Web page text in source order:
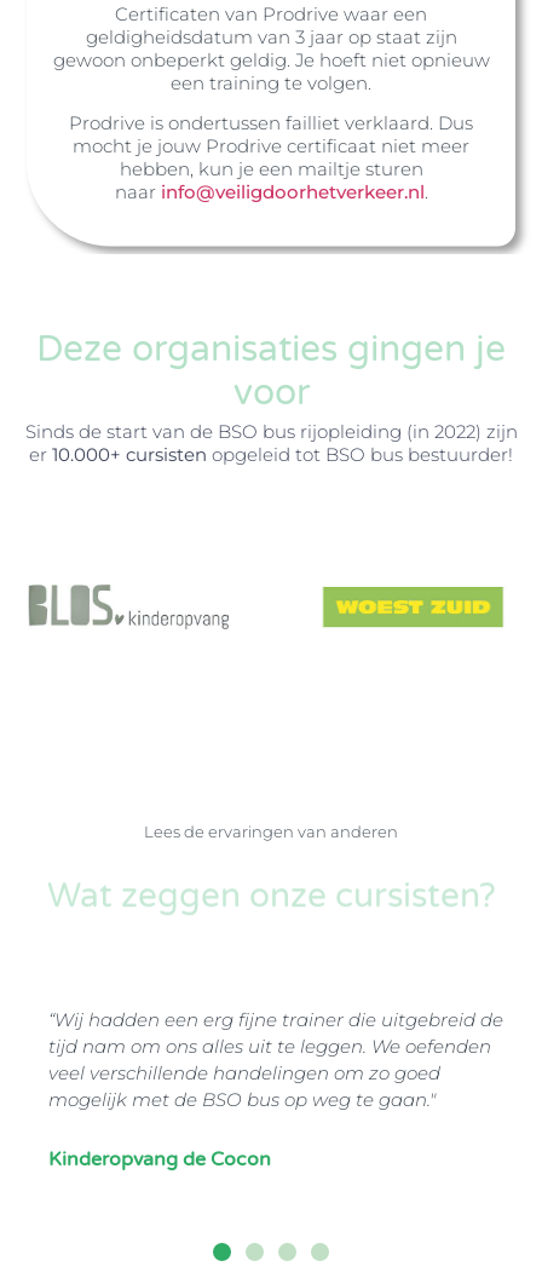
Certificaten van Prodrive waar een
geldigheidsdatum van 3 jaar op staat zijn
gewoon onbeperkt geldig. Je hoeft niet opnieuw
een training te volgen.
Prodrive is ondertussen failliet verklaard. Dus
mocht je jouw Prodrive certificaat niet meer
hebben, kun je een mailtje sturen
naar info@veiligdoorhetverkeer.nl.
Deze organisaties gingen je
voor
Sinds de start van de BSO bus rijopleiding (in 2022) zijn
er 10.000+ cursisten opgeleid tot BSO bus bestuurder!
Lees de ervaringen van anderen
Wat zeggen onze cursisten?
“Wij hadden een erg fijne trainer die uitgebreid de
tijd nam om ons alles uit te leggen. We oefenden
veel verschillende handelingen om zo goed
mogelijk met de BSO bus op weg te gaan."
Kinderopvang de Cocon